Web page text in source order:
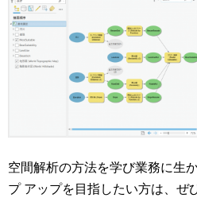
空間解析の方法を学び業務に生
プ アップを目指したい方は、ぜ